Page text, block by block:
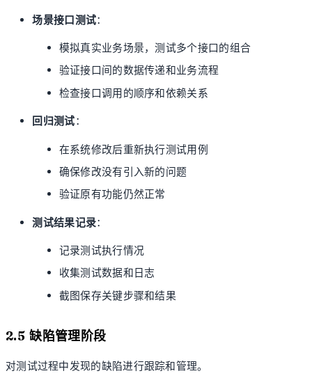
场景接口测试：
模拟真实业务场景，测试多个接口的组合
验证接口间的数据传递和业务流程
检查接口调用的顺序和依赖关系
回归测试：
在系统修改后重新执行测试用例
确保修改没有引入新的问题
验证原有功能仍然正常
测试结果记录：
记录测试执行情况
收集测试数据和日志
截图保存关键步骤和结果
2.5 缺陷管理阶段
对测试过程中发现的缺陷进行跟踪和管理。